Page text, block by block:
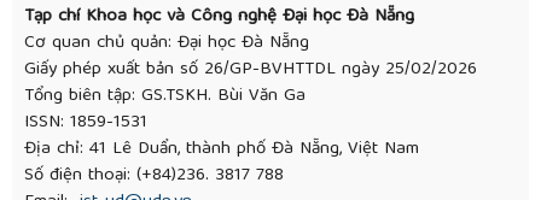
Tạp chí Khoa học và Công nghệ Đại học Đà Nẵng
Cơ quan chủ quản: Đại học Đà Nẵng
Giấy phép xuất bản số 26/GP-BVHTTDL ngày 25/02/2026
Tổng biên tập: GS.TSKH. Bùi Văn Ga
ISSN: 1859-1531
Địa chỉ: 41 Lê Duẩn, thành phố Đà Nẵng, Việt Nam
Số điện thoại: (+84)236. 3817 788